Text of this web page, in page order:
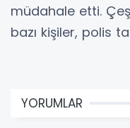
müdahale etti.
bazı kişiler, polis
YORUMLAR